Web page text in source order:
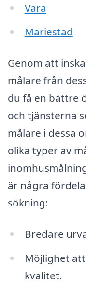
Vara
Mariestad
Genom att
målare från
du få en bättre
och tjänsterna
målare i dessa
olika typer av
är några
sökning:
Bredare
Möjlighet
kvalitet.